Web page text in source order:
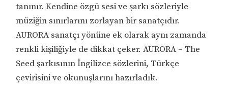
tanınır. Kendine özgü sesi ve şarkı sözleriyle
müziğin sınırlarını zorlayan bir sanatçıdır.
AURORA sanatçı yönüne ek olarak aynı zamanda
renkli kişiliğiyle de dikkat çeker. AURORA – The
Seed şarkısının İngilizce sözlerini, Türkçe
çevirisini ve okunuşlarını hazırladık.